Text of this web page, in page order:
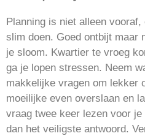
Planning is niet alleen
slim doen. Goed ontbijt maar
je sloom. Kwartier te vroeg
ga je lopen stressen. Neem
makkelijke vragen om lekker
moeilijke even overslaan en
vraag twee keer lezen voor
dan het veiligste antwoord.